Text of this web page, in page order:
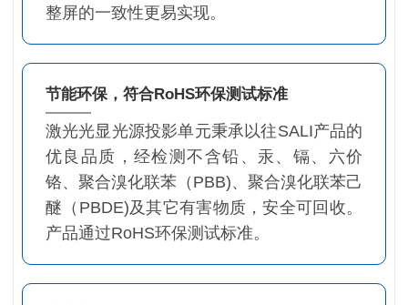
整屏的一致性更易实现。
节能环保，符合RoHS环保测试标准
激光光显光源投影单元秉承以往SALI产品的
优良品质，经检测不含铅、汞、镉、六价
铬、聚合溴化联苯（PBB)、聚合溴化联苯己
醚（PBDE)及其它有害物质，安全可回收。
产品通过RoHS环保测试标准。